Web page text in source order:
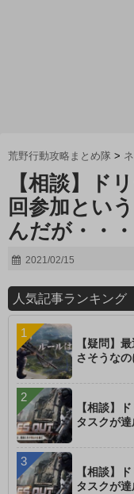
荒野行動攻略まとめ隊 >
【相談】ド
回参加とい
んだが・・・
2021/02/15
人気記事ランキング
【疑問】
さそうな
【相談】
タスクが
【相談】
タスクが